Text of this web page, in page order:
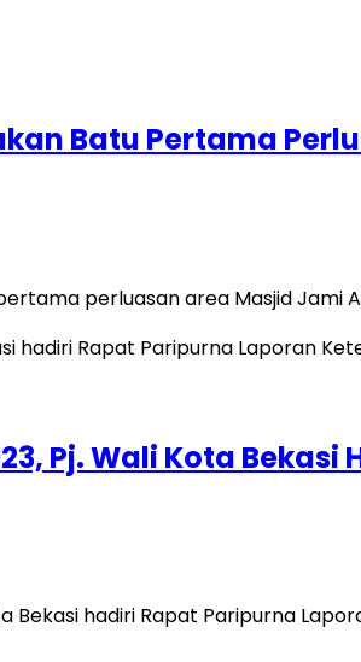
Batu Pertama
perluasan area Masjid Jami
Pj. Wali Kota
Bekasi hadiri Rapat Paripurna